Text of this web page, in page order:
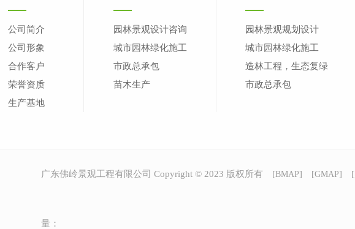
公司简介
公司形象
合作客户
荣誉资质
生产基地
园林景观设计咨询
城市园林绿化施工
市政总承包
苗木生产
园林景观规划设计
城市园林绿化施工
造林工程，生态复绿
市政总承包
广东佛岭景观工程有限公司 Copyright © 2023 版权所有 [BMAP] [GMAP] [
量：